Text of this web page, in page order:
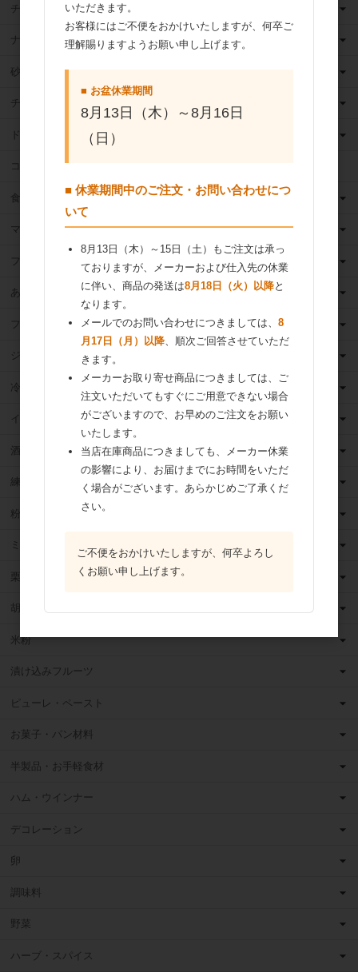
チーズ
ナッツ
砂糖
チョコレート
ドライフルーツ
ココア
食用油
マーガリン
フィリング
あんこ
フルーツ（果物）缶詰
ジャム
冷凍フルーツ
イースト・酵母
酒類
練乳
粉 乳
ミックス粉
栗・芋・かぼちゃ
胡麻
米粉
漬け込みフルーツ
ピューレ・ペースト
お菓子・パン材料
半製品・お手軽食材
ハム・ウインナー
デコレーション
卵
調味料
野菜
ハーブ・スパイス
いただきます。
お客様にはご不便をおかけいたしますが、何卒ご
理解賜りますようお願い申し上げます。
■ お盆休業期間
8月13日（木）～8月16日
（日）
■ 休業期間中のご注文・お問い合わせにつ
いて
8月13日（木）～15日（土）もご注文は承っ
ておりますが、メーカーおよび仕入先の休業
に伴い、商品の発送は8月18日（火）以降と
なります。
メールでのお問い合わせにつきましては、 8
月17日（月）以降、順次ご回答させていただ
きます。
メーカーお取り寄せ商品につきましては、ご
注文いただいてもすぐにご用意できない場合
がございますので、お早めのご注文をお願い
いたします。
当店在庫商品につきましても、メーカー休業
の影響により、お届けまでにお時間をいただ
く場合がございます。あらかじめご了承くだ
さい。
ご不便をおかけいたしますが、何卒よろし
くお願い申し上げます。